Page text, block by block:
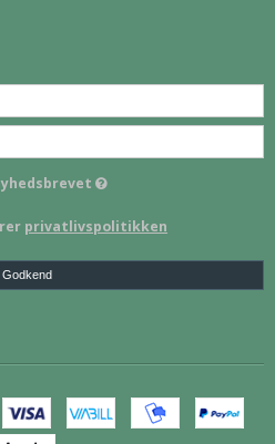
privatlivspolitikken
Godkend